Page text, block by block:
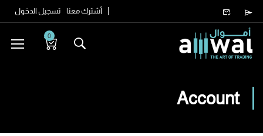
أشترك معنا تسجيل الدخول
0
Account